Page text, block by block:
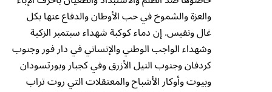
والعزة والشموخ في حب الأوطان والدفاع عنها بكل
غال ونفيس. إن دماء كوكبة شهداء سبتمبر الزكية
وشهداء الواجب الوطني والإنساني في دار فور وجنوب
كردفان وجنوب النيل الأزرق وفي كجبار وبورتسودان
وبيوت وأوكار الأشباح والمعتقلات التي روت تراب